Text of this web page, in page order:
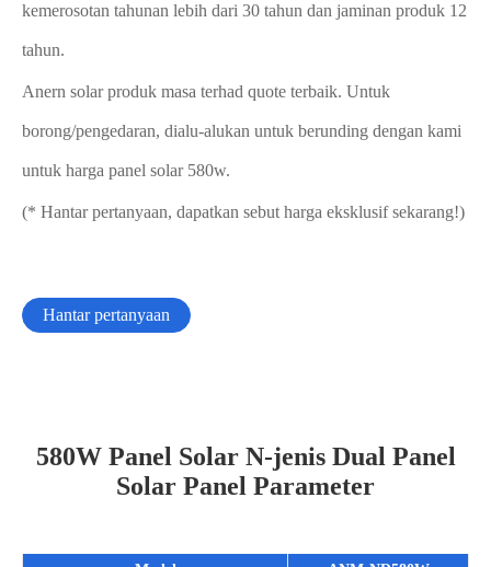
kemerosotan tahunan lebih dari 30 tahun dan jaminan produk 12
tahun.
Anern solar produk masa terhad quote terbaik. Untuk
borong/pengedaran, dialu-alukan untuk berunding dengan kami
untuk harga panel solar 580w.
(* Hantar pertanyaan, dapatkan sebut harga eksklusif sekarang!)
Hantar pertanyaan
580W Panel Solar N-jenis Dual Panel
Solar Panel Parameter